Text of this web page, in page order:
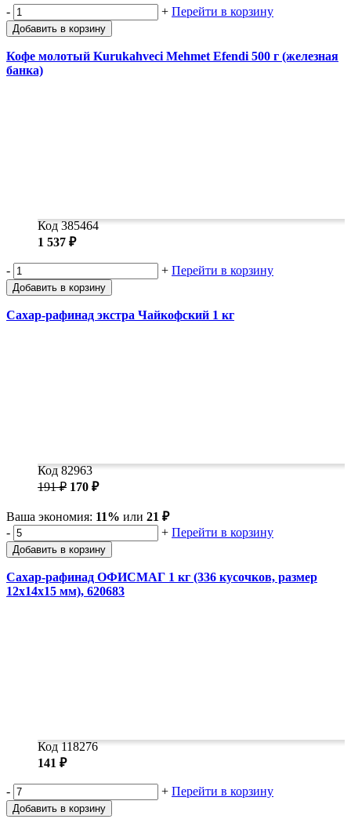
- + Перейти в корзину
Добавить в корзину
Кофе молотый Kurukahveci Mehmet Efendi 500 г (железная
банка)
Код 385464
1 537 ₽
- + Перейти в корзину
Добавить в корзину
Сахар-рафинад экстра Чайкофский 1 кг
Код 82963
191 ₽ 170 ₽
Ваша экономия: 11% или 21 ₽
-
+ Перейти в корзину
Добавить в корзину
Сахар-рафинад ОФИСМАГ 1 кг (336 кусочков, размер
12х14х15 мм), 620683
Код 118276
141 ₽
- + Перейти в корзину
Добавить в корзину